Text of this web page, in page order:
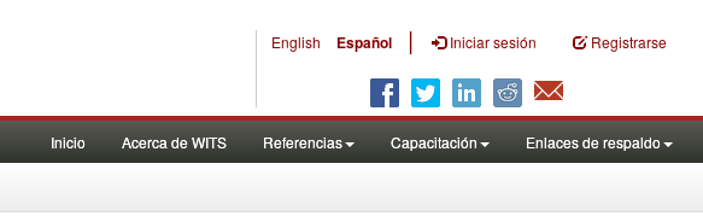
English Español | Iniciar sesión Registrarse
Inicio Acerca de WITS Referencias Capacitación Enlaces de respaldo